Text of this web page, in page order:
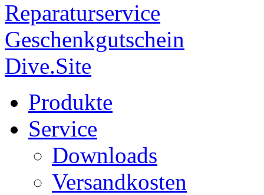
Reparaturservice
Geschenkgutschein
Dive.Site
Produkte
Service
Downloads
Versandkosten